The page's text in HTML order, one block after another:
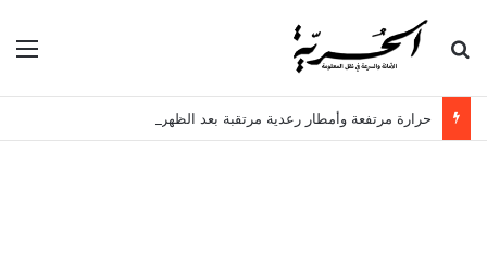
بحث عن
حرارة مرتفعة وأمطار رعدية مرتقبة بعد الظهر